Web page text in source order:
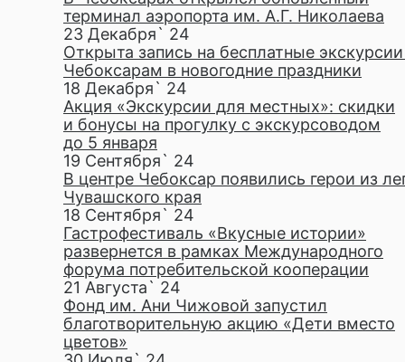
терминал аэропорта им. А.Г. Николаева
23 Декабря` 24
Открыта запись на бесплатные
Чебоксарам в новогодние праздники
18 Декабря` 24
Акция «Экскурсии для местных»: скидки
и бонусы на прогулку с экскурсоводом
до 5 января
19 Сентября` 24
В центре Чебоксар появились герои из
Чувашского края
18 Сентября` 24
Гастрофестиваль «Вкусные истории»
развернется в рамках Международного
форума потребительской кооперации
21 Августа` 24
Фонд им. Ани Чижовой запустил
благотворительную акцию «Дети вместо
цветов»